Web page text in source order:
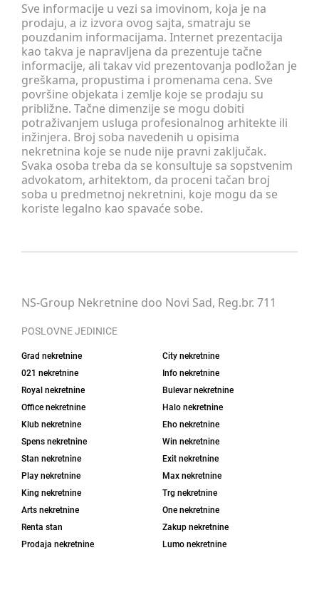
Sve informacije u vezi sa imovinom, koja je na
prodaju, a iz izvora ovog sajta, smatraju se
pouzdanim informacijama. Internet prezentacija
kao takva je napravljena da prezentuje tačne
informacije, ali takav vid prezentovanja podložan je
greškama, propustima i promenama cena. Sve
površine objekata i zemlje koje se prodaju su
približne. Tačne dimenzije se mogu dobiti
potraživanjem usluga profesionalnog arhitekte ili
inžinjera. Broj soba navedenih u opisima
nekretnina koje se nude nije pravni zaključak.
Svaka osoba treba da se konsultuje sa sopstvenim
advokatom, arhitektom, da proceni tačan broj
soba u predmetnoj nekretnini, koje mogu da se
koriste legalno kao spavaće sobe.
NS-Group Nekretnine doo Novi Sad, Reg.br. 711
POSLOVNE JEDINICE
Grad nekretnine
City nekretnine
021 nekretnine
Info nekretnine
Royal nekretnine
Bulevar nekretnine
Office nekretnine
Halo nekretnine
Klub nekretnine
Eho nekretnine
Spens nekretnine
Win nekretnine
Stan nekretnine
Exit nekretnine
Play nekretnine
Max nekretnine
King nekretnine
Trg nekretnine
Arts nekretnine
One nekretnine
Renta stan
Zakup nekretnine
Prodaja nekretnine
Lumo nekretnine